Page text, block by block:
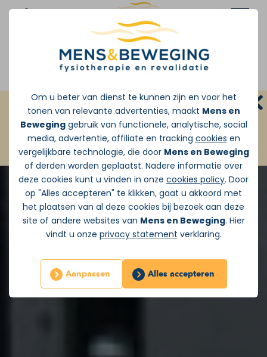
Om u beter van dienst te kunnen zijn en voor het
tonen van relevante advertenties, maakt Mens en
Beweginggebruik van functionele, analytische, social
media, advertentie, affiliate en tracking cookies en
vergelijkbare technologie, die door Mens en Beweging
of derden worden geplaatst. Nadere informatie over
deze cookies kunt u vinden in onze cookies policy. Door
op "Alles accepteren" te klikken, gaat u akkoord met
het plaatsen van al deze cookies bij bezoek aan deze
site of andere websites van Mens en Beweging. Hier
vindt u onze privacy statement verklaring.
Aanpassen Alles accepteren
Afspraak maken
GRATIS INLOOPSPREEKUUR:Zonder
doorverwijzing van de huisarts
JA ik wil vandaag Gratis pijnadvies